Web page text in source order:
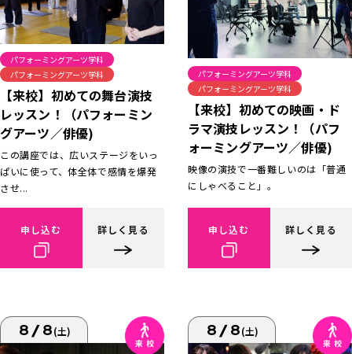
パフォーミングアーツ学科
パフォーミングアーツ学科
【来校】初めての舞台演技
レッスン！（パフォーミン
グアーツ／俳優)
この講座では、広いステージをいっ
ぱいに使って、体全体で感情を爆発
させ...
申し込む 詳しく見る
パフォーミングアーツ学科
パフォーミングアーツ学科
【来校】初めての映画・ド
ラマ演技レッスン！（パフ
ォーミングアーツ／俳優)
映像の演技で一番難しいのは「普通
にしゃべること」。
申し込む 詳しく見る
8/8(土) 8/8(土)